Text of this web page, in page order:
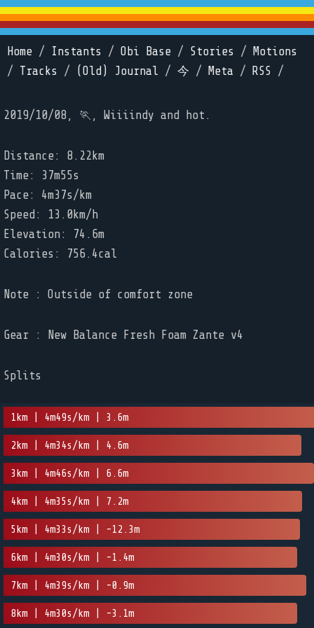
Home / Instants / Obi Base / Stories /
Motions
/ Tracks / (Old) Journal / 今 / Meta / RSS /
2019/10/08, 🏃, Wiiiindy and hot.
Distance: 8.22km
Time: 37m55s
Pace: 4m37s/km
Speed: 13.0km/h
Elevation: 74.6m
Calories: 756.4cal
Note : Outside of comfort zone
Gear : New Balance Fresh Foam Zante v4
Splits
1km | 4m49s/km | 3.6m
2km | 4m34s/km | 4.6m
3km | 4m46s/km | 6.6m
4km | 4m35s/km | 7.2m
5km | 4m33s/km | -12.3m
6km | 4m30s/km | -1.4m
7km | 4m39s/km | -0.9m
8km | 4m30s/km | -3.1m